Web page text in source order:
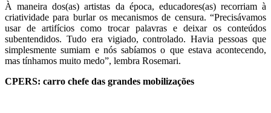
À maneira dos(as) artistas da época, educadores(as) recorriam à
criatividade para burlar os mecanismos de censura. “Precisávamos
usar de artifícios como trocar palavras e deixar os conteúdos
subentendidos. Tudo era vigiado, controlado. Havia pessoas que
simplesmente sumiam e nós sabíamos o que estava acontecendo,
mas tínhamos muito medo”, lembra Rosemari.
CPERS: carro chefe das grandes mobilizações